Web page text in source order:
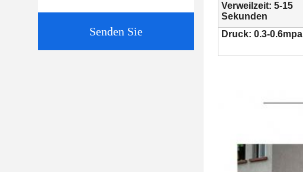
Senden Sie
Verweilzeit: 5-15
Sekunden
Druck: 0.3-0.6mpa